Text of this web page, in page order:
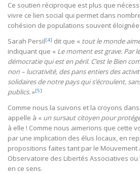
Ce soutien réciproque est plus que
vivre ce lien social qui permet dans
cohésion de populations souvent
Sarah Persil[4] dit que « tout le monde
indiquant que « Le moment est grave. Par
démocratie qui est en péril. C’est le Bien
non – lucrativité, des pans entiers des
solidaires de notre pays qui s’écroulent,
publics.»[5]
Comme nous la suivons et la croyons
appelle à « un sursaut citoyen pour
à elle ! Comme nous aimerions que cette
par une implication des élus locaux, en
propositions faites tant par le Mouvement
Observatoire des Libertés Associatives ou
en ce sens.